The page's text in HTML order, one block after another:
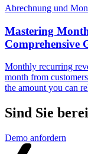
Abrechnung und
Mastering
Comprehensive
Monthly recurring
month from
the amount you can
Sind Sie
Demo anfordern